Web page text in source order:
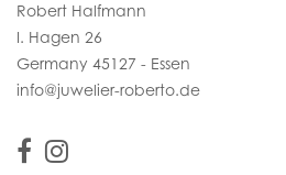
Robert Halfmann
I. Hagen 26
Germany 45127 - Essen
info@juwelier-roberto.de